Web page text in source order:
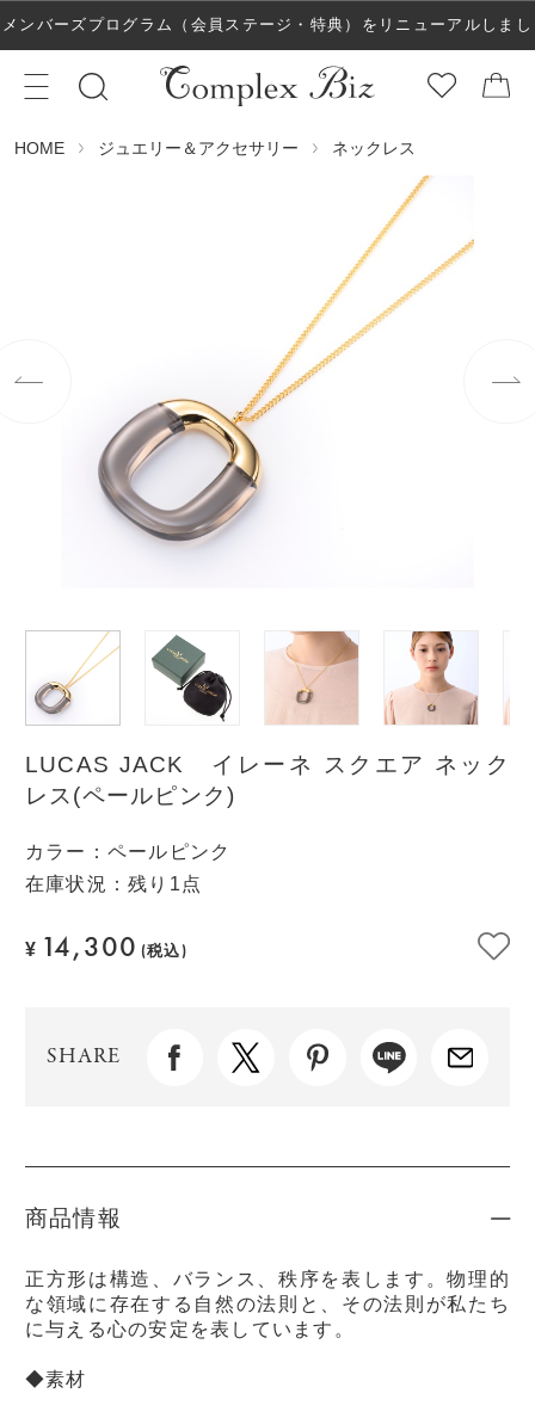
メンバーズプログラム（会員ステージ・特典）をリニューアルしまし
た！
HOME ジュエリー＆アクセサリー ネックレス
LUCAS JACK イレーネ スクエア ネック
レス(ペールピンク)
カラー ： ペールピンク
在庫状況：残り1点
¥ 14,300 (税込)
SHARE
商品情報
正方形は構造、バランス、秩序を表します。物理的
な領域に存在する自然の法則と、その法則が私たち
に与える心の安定を表しています。
◆素材